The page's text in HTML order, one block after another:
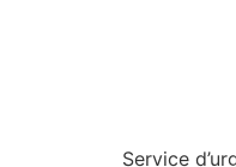
Service